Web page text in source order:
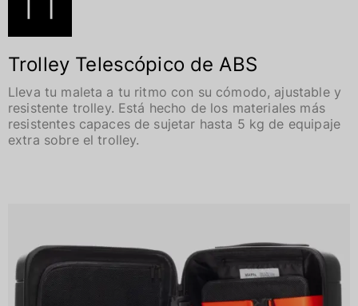
Trolley Telescópico de ABS
Lleva tu maleta a tu ritmo con su cómodo, ajustable y
resistente trolley. Está hecho de los materiales más
resistentes capaces de sujetar hasta 5 kg de equipaje
extra sobre el trolley.